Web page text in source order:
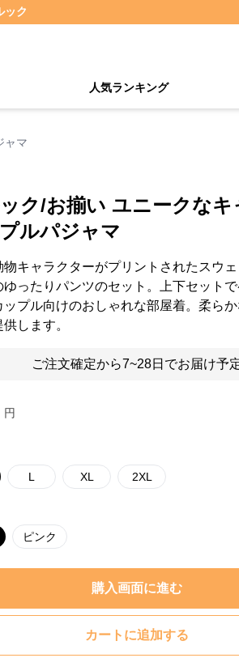
ック
人気ランキング
ャマ
ク/お揃い ユニークなキ
ルパジャマ
物キャラクターがプリントされたスウ
ゆったりパンツのセット。上下セット
ップル向けのおしゃれな部屋着。柔ら
します。
ご注文確定から7~28日でお届け予
円
L XL 2XL
ピンク
購入画面に進む
カートに追加する